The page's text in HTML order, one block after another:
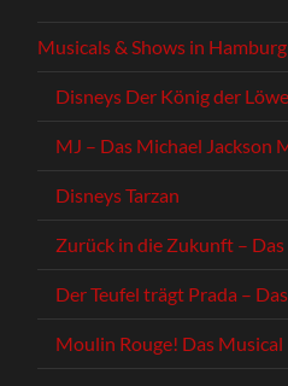
Musicals & Shows in Hamburg
Disneys Der König der
MJ – Das Michael Jackson
Disneys Tarzan
Zurück in die Zukunft –
Der Teufel trägt Prada –
Moulin Rouge! Das Musical